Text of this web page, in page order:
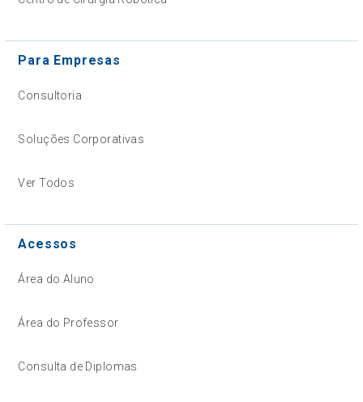
Para Empresas
Consultoria
Soluções Corporativas
Ver Todos
Acessos
Área do Aluno
Área do Professor
Consulta de Diplomas